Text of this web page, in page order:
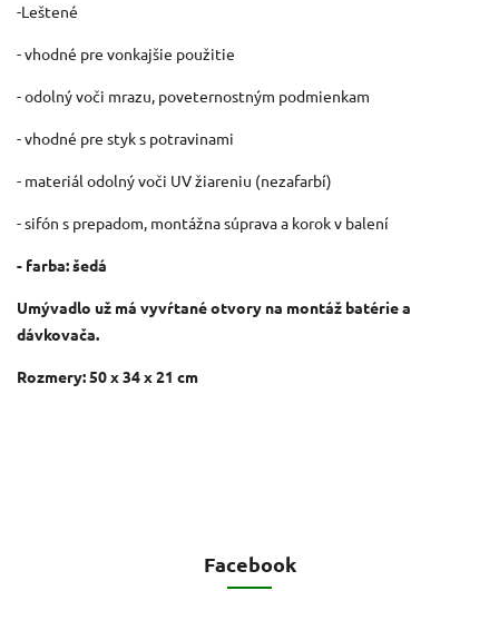
-Leštené
- vhodné pre vonkajšie použitie
- odolný voči mrazu, poveternostným podmienkam
- vhodné pre styk s potravinami
- materiál odolný voči UV žiareniu (nezafarbí)
- sifón s prepadom, montážna súprava a korok v balení
- farba: šedá
Umývadlo už má vyvŕtané otvory na montáž batérie a
dávkovača.
Rozmery: 50 x 34 x 21 cm
Facebook